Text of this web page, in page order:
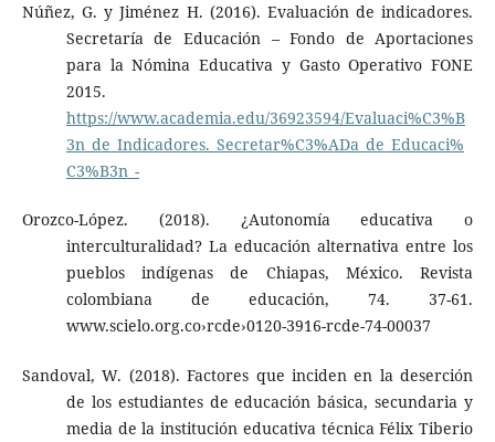
Núñez, G. y Jiménez H. (2016). Evaluación de indicadores.
Secretaría de Educación – Fondo de Aportaciones
para la Nómina Educativa y Gasto Operativo FONE
2015.
https://www.academia.edu/36923594/Evaluaci%C3%B
3n_de_Indicadores._Secretar%C3%ADa_de_Educaci%
C3%B3n_-
Orozco-López. (2018). ¿Autonomía educativa o
interculturalidad? La educación alternativa entre los
pueblos indígenas de Chiapas, México. Revista
colombiana de educación, 74. 37-61.
www.scielo.org.co›rcde›0120-3916-rcde-74-00037
Sandoval, W. (2018). Factores que inciden en la deserción
de los estudiantes de educación básica, secundaria y
media de la institución educativa técnica Félix Tiberio